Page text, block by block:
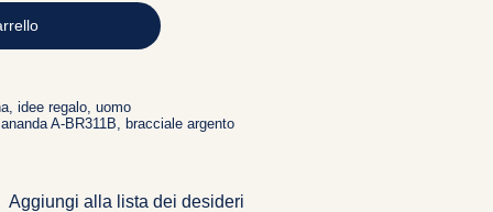
, idee regalo, uomo
A-BR311B
bracciale argento
Aggiungi alla lista dei desideri